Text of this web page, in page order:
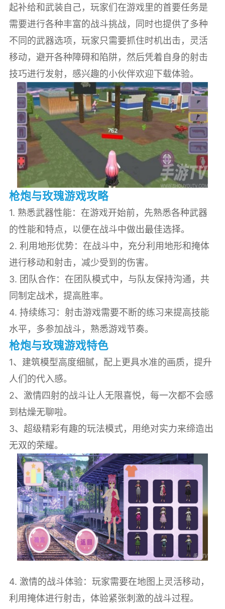
起补给和武装自己，玩家们在游戏里的首要任务是
需要进行各种丰富的战斗挑战，同时也提供了多种
不同的武器选项，玩家只需要抓住时机出击，灵活
移动，避开各种障碍和陷阱，然后凭着自身的射击
技巧进行发射，感兴趣的小伙伴欢迎下载体验。
枪炮与玫瑰游戏攻略
1. 熟悉武器性能：在游戏开始前，先熟悉各种武器
的性能和特点，以便在战斗中做出最佳选择。
2. 利用地形优势：在战斗中，充分利用地形和掩体
进行移动和射击，减少受到的伤害。
3. 团队合作：在团队模式中，与队友保持沟通，共
同制定战术，提高胜率。
4. 持续练习：射击游戏需要不断的练习来提高技能
水平，多参加战斗，熟悉游戏节奏。
枪炮与玫瑰游戏特色
1、建筑模型高度细腻，配上更具水准的画质，提升
人们的代入感。
2、激情四射的战斗让人无限喜悦，每一次都不会感
到枯燥无聊啦。
3、超级精彩有趣的玩法模式，用绝对实力来缔造出
无双的荣耀。
4. 激情的战斗体验：玩家需要在地图上灵活移动，
利用掩体进行射击，体验紧张刺激的战斗过程。